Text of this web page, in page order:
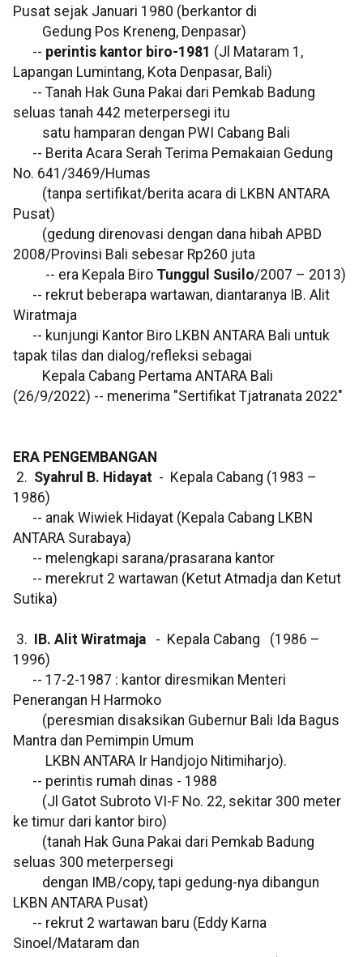
Pusat sejak Januari 1980 (berkantor di
Gedung Pos Kreneng, Denpasar)
-- perintis kantor biro-1981 (Jl Mataram 1,
Lapangan Lumintang, Kota Denpasar, Bali)
-- Tanah Hak Guna Pakai dari Pemkab Badung
seluas tanah 442 meterpersegi itu
satu hamparan dengan PWI Cabang Bali
-- Berita Acara Serah Terima Pemakaian Gedung
No. 641/3469/Humas
(tanpa sertifikat/berita acara di LKBN ANTARA
Pusat)
(gedung direnovasi dengan dana hibah APBD
2008/Provinsi Bali sebesar Rp260 juta
-- era Kepala Biro Tunggul Susilo/2007 – 2013)
-- rekrut beberapa wartawan, diantaranya IB. Alit
Wiratmaja
-- kunjungi Kantor Biro LKBN ANTARA Bali untuk
tapak tilas dan dialog/refleksi sebagai
Kepala Cabang Pertama ANTARA Bali
(26/9/2022) -- menerima "Sertifikat Tjatranata 2022"
ERA PENGEMBANGAN
2. Syahrul B. Hidayat - Kepala Cabang (1983 –
1986)
-- anak Wiwiek Hidayat (Kepala Cabang LKBN
ANTARA Surabaya)
-- melengkapi sarana/prasarana kantor
-- merekrut 2 wartawan (Ketut Atmadja dan Ketut
Sutika)
3. IB. Alit Wiratmaja - Kepala Cabang (1986 –
1996)
-- 17-2-1987 : kantor diresmikan Menteri
Penerangan H Harmoko
(peresmian disaksikan Gubernur Bali Ida Bagus
Mantra dan Pemimpin Umum
LKBN ANTARA Ir Handjojo Nitimiharjo).
-- perintis rumah dinas - 1988
(Jl Gatot Subroto VI-F No. 22, sekitar 300 meter
ke timur dari kantor biro)
(tanah Hak Guna Pakai dari Pemkab Badung
seluas 300 meterpersegi
dengan IMB/copy, tapi gedung-nya dibangun
LKBN ANTARA Pusat)
-- rekrut 2 wartawan baru (Eddy Karna
Sinoel/Mataram dan